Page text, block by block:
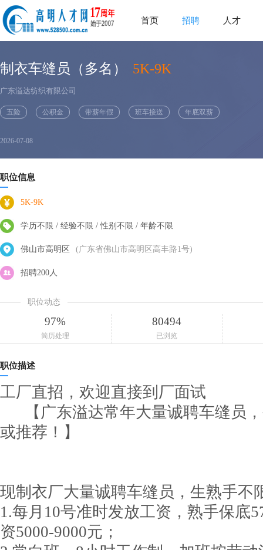
首页 招聘 人才
制衣车缝员（多名） 5K-9K
广东溢达纺织有限公司
五险 公积金 带薪年假 班车接送 年底双薪
2026-07-08
职位信息
5K-9K
学历不限 / 经验不限 / 性别不限 / 年龄不限
佛山市高明区 (广东省佛山市高明区高丰路1号)
招聘200人
职位动态
97%
简历处理
80494
已浏览
职位描述
工厂直招，欢迎直接到厂面试
【广东溢达常年大量诚聘车缝员
或推荐！】
现制衣厂大量诚聘车缝员，生熟手不
1.每月10号准时发放工资，熟手保底
资5000-9000元；